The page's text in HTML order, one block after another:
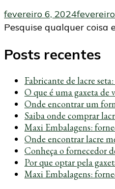
fevereiro 6, 2024
Procurando
Pesquise qualquer coisa
Posts recentes
Fabricante de lacre
O que é uma gaxeta de
Onde encontrar um
Saiba onde comprar
Maxi Embalagens:
Onde encontrar lacre
Conheça o fornecedor
Por que optar pela
Maxi Embalagens: